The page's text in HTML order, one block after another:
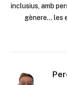
inclusius, amb
gènere… les